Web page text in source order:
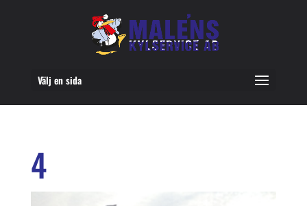
Välj en sida
4